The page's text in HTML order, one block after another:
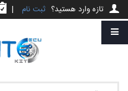
تازه وارد هستید؟ ثبت نام |